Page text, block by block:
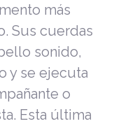
más
Sus cuerdas
sonido,
y se ejecuta
o
Esta última